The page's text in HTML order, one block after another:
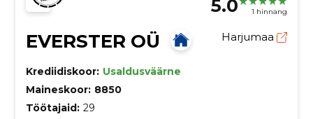
5.0 1 hinnang
EVERSTER OÜ Harjumaa
Krediidiskoor: Usaldusväärne
Maineskoor: 8850
Töötajaid: 29